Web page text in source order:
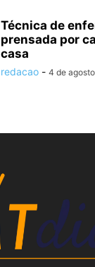
Técnica de
prensada por
casa
redacao - 4 de